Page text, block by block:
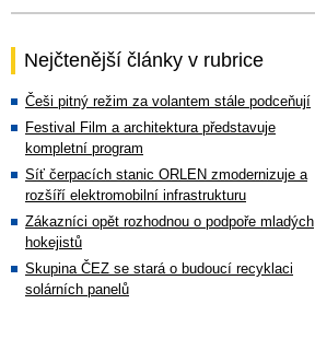
Nejčtenější články v rubrice
Češi pitný režim za volantem stále podceňují
Festival Film a architektura představuje
kompletní program
Síť čerpacích stanic ORLEN zmodernizuje a
rozšíří elektromobilní infrastrukturu
Zákazníci opět rozhodnou o podpoře mladých
hokejistů
Skupina ČEZ se stará o budoucí recyklaci
solárních panelů